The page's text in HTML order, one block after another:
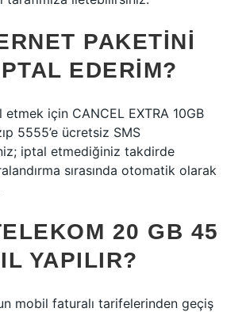
PAKETINI
EDERIM?
için CANCEL EXTRA 10GB
5555’e ücretsiz SMS
iptal etmediğiniz takdirde
sırasında otomatik olarak
20 GB 45
YAPILIR?
mobil faturalı tarifelerinden geçiş